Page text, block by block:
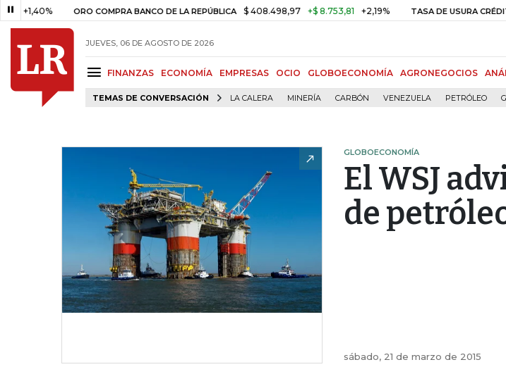
ORO COMPRA BANCO DE LA REPÚBLICA $ 408.498,97 +$ 8.753,81 +2,19% TASA DE USURA CRÉDITO
JUEVES, 06 DE AGOSTO DE 2026
FINANZAS ECONOMÍA EMPRESAS OCIO GLOBOECONOMÍA AGRONEGOCIOS
TEMAS DE CONVERSACIÓN LA CALERA MINERÍA CARBÓN VENEZUELA PETRÓLEO
GLOBOECONOMÍA
El WSJ
de
sábado, 21 de marzo de 2015